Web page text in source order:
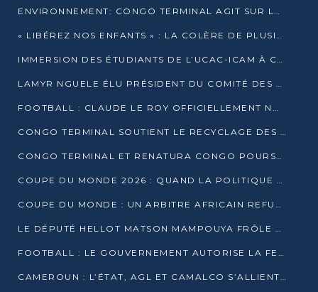
ENVIRONNEMENT: CONGO TERMINAL AGIT SUR LE TERRAIN ET FORME LES PLUS JEUNES
« LIBÉREZ NOS ENFANTS » : LA COLÈRE DE PLUSIEURS MÈRES À BRAZZAVILLE CONTRE LA DGSP
IMMERSION DES ÉTUDIANTS DE L’UCAC-ICAM À CONGO TERMINAL
LAMYR NGUELE ÉLU PRÉSIDENT DU COMITÉ DES MEMBRES D’HONNEUR DU PCT
FOOTBALL : CLAUDE LE ROY OFFICIELLEMENT NOMMÉ SÉLECTIONNEUR DU CONGO
CONGO TERMINAL SOUTIENT LE RECYCLAGE DES DÉCHETS PLASTIQUES À POINTE-NOIRE
CONGO TERMINAL ET RENATURA CONGO POURSUIVENT LEUR COMBAT POUR LA BIODIVERSITÉ
COUPE DU MONDE 2026 : QUAND LA POLITIQUE MENACE L’UNIVERSALITÉ DU FOOTBALL
COUPE DU MONDE : UN ARBITRE AFRICAIN REFUSÉ À L’ENTRÉE DES ÉTATS-UNIS
LE DÉPUTÉ HELLOT MATSON MAMPOUYA FRÔLE LA MORT LORS D’UNE EMBUSCADE DZNS LE POOL
FOOTBALL : LE GOUVERNEMENT AUTORISE LA FECOFOOT À OCCUPER LES COMPLEXES SPORTIFS
CAMEROUN : L’ÉTAT, AGL ET CAMALCO S’ALLIENT POUR UN MÉGA-PROJET FERROVIAIRE